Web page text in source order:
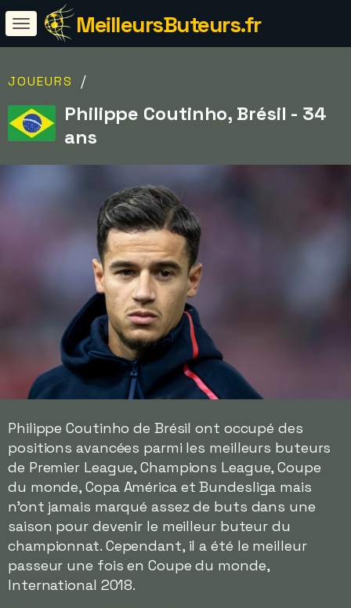
MeilleursButeurs.fr
JOUEURS /
Philippe Coutinho, Brésil - 34
ans
Philippe Coutinho de Brésil ont occupé des
positions avancées parmi les meilleurs buteurs
de Premier League, Champions League, Coupe
du monde, Copa América et Bundesliga mais
n'ont jamais marqué assez de buts dans une
saison pour devenir le meilleur buteur du
championnat. Cependant, il a été le meilleur
passeur une fois en Coupe du monde,
International 2018.